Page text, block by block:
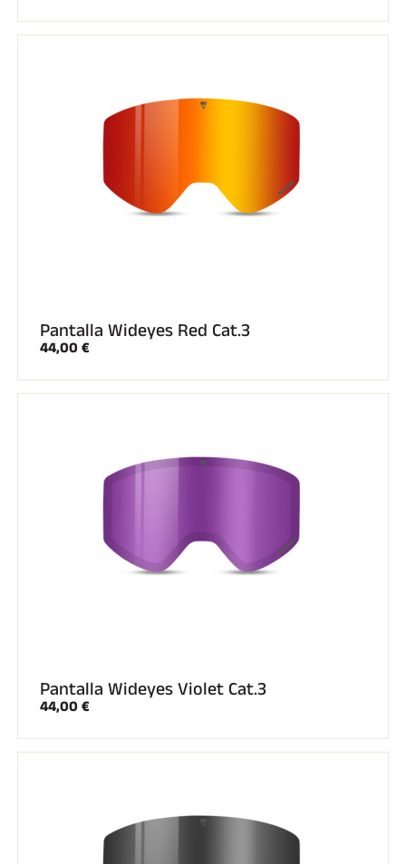
Pantalla Wideyes Red Cat.3
44,00 €
Pantalla Wideyes Violet Cat.3
44,00 €